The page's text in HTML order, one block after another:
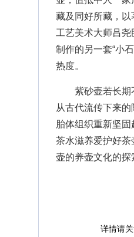
藏及同好所藏，以
工艺美术大师吕尧
制作的另一套“小
热度。
紫砂壶若长期不
从古代流传下来
胎体组织重新坚
茶水滋养爱护好
壶的养壶文化的探
详情请关